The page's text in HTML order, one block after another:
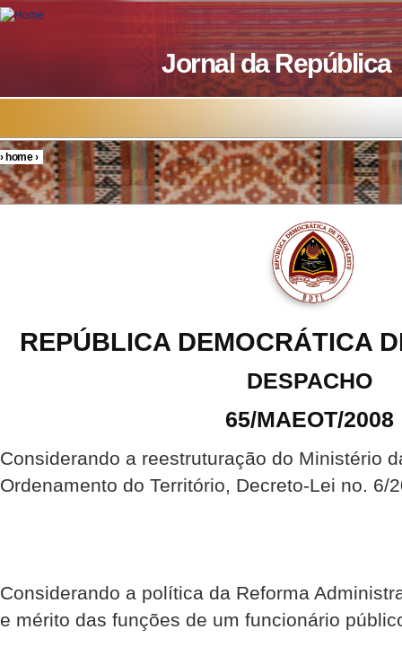
Skip to main content
Jornal da República
You are here
›home›
REPÚBLICA DEMOCRÁTICA
DESPACHO
65/MAEOT/2008
Considerando a reestruturação do Ministério
Ordenamento do Território, Decreto-Lei no. 6/
Considerando a política da Reforma
e mérito das funções de um funcionário